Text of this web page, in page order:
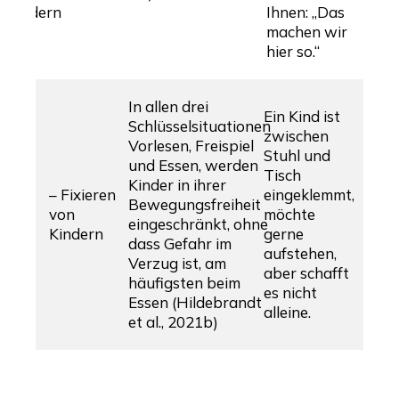
Kindern
Ihnen: „Das
machen wir
hier so.“
– Fixieren
von
Kindern
In allen drei
Schlüsselsituationen
Vorlesen, Freispiel
und Essen, werden
Kinder in ihrer
Bewegungsfreiheit
eingeschränkt, ohne
dass Gefahr im
Verzug ist, am
häufigsten beim
Essen (Hildebrandt
et al., 2021b)
Ein Kind ist
zwischen
Stuhl und
Tisch
eingeklemmt,
möchte
gerne
aufstehen,
aber schafft
es nicht
alleine.